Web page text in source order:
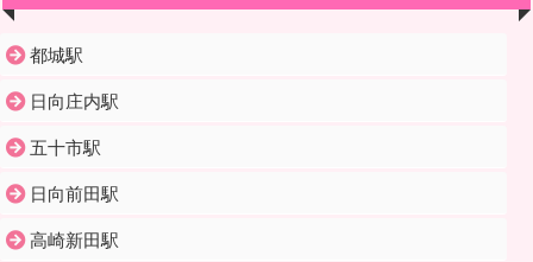
都城駅
日向庄内駅
五十市駅
日向前田駅
高崎新田駅